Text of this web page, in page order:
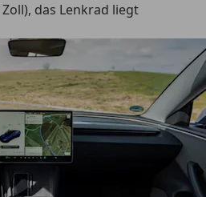
das Lenkrad liegt